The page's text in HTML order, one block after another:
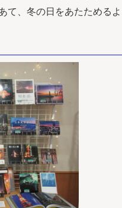
、冬の日をあたためるよ